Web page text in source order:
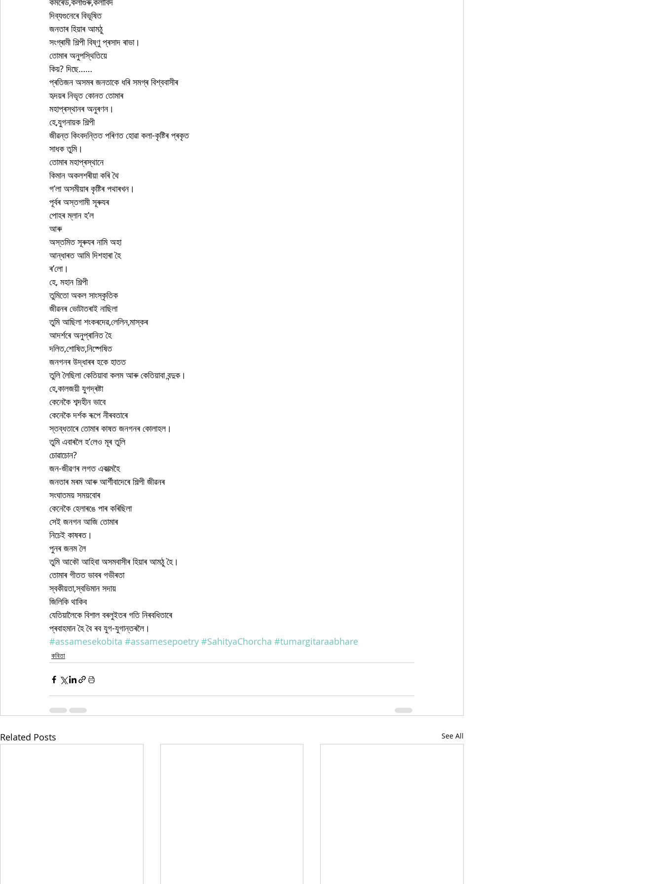
দিব্যগুনেৰে বিভূষিত
জনতাৰ হিয়াৰ আমঠু
সংগ্ৰামী শিল্পী বিষ্ণু প্ৰসাদ ৰাভা।
তোমাৰ অনুপস্থিতিয়ে
কিয়? দিছে……
প্ৰতিজন অসমৰ জনতাকে ধৰি সমগ্ৰ বিশ্ববাসীৰ
হৃদয়ৰ নিভৃত কোনত তোমাৰ
মহাপ্ৰস্থানৰ অনুৰণন।
হে,যুগনায়ক শিল্পী
জীৱন্ত কিংবদন্তিত পৰিণত হোৱা কলা-কৃষ্টিৰ প্ৰকৃত
সাধক তুমি।
তোমাৰ মহাপ্ৰস্থানে
কিমান অকলশৰীয়া কৰি থৈ
গ’লা অসমীয়াৰ কৃষ্টিৰ পথাৰখন।
পূৰ্বৰ অস্তগামী সূৰুযৰ
পোহৰ ম্লান হ’ল
আৰু
অস্তমিত সূৰুযৰ নামি অহা
আন্ধাৰত আমি দিশহাৰা হৈ
ৰ’লো।
হে, মহান শিল্পী
তুমিতো অকল সাংস্কৃতিক
জীৱনৰ ভোটাতৰাই নাছিলা
তুমি আছিলা শংকৰদেৱ,লেলিন,মাস্কৰ
আদৰ্শৰে অনুপ্ৰানিত হৈ
দলিত,শোষিত,নিষ্পেষিত
জনগনৰ উদ্ধাৰৰ হকে হাতত
তুলি লৈছিলা কেতিয়াবা কলম আৰু কেতিয়াবা বন্দুক।
হে,কালজয়ী যুগদ্ৰষ্টা
কেনেকৈ শব্দহীন ভাবে
কেনেকৈ দৰ্শক ৰূপে নীৰবতাৰে
স্তব্ধতাৰে তোমাৰ কাষত জনগনৰ কোলাহল।
তুমি এবাৰলৈ হ’লেও মূৰ তুলি
চোৱাচোন?
জন-জীৱণৰ লগত একাত্মহৈ
জনতাৰ মৰম আৰু আৰ্শীবাদেৰে শিল্পী জীৱনৰ
সংঘাতময় সময়বোৰ
কেনেকৈ হেলাৰঙে পাৰ কৰিছিলা
সেই জনগন আজি তোমাৰ
নিচেই কাষৰত।
পুনৰ জনম লৈ
তুমি আকৌ আহিবা অসমবাসীৰ হিয়াৰ আমঠু হৈ।
তোমাৰ গীতত ভাবৰ গভীৰতা
স্বকীয়তা,স্বভিমান সদায়
জিলিকি থাকিব
যেতিয়ালৈকে বিশাল বৰলুইতৰ গতি নিৰবধিতাৰে
প্ৰবাহমান হৈ বৈ ৰব যুগ-যুগান্তৰলৈ।
#assamesekobita #assamesepoetry #SahityaChorcha #tumargitaraabhare
কবিতা
Related Posts See All